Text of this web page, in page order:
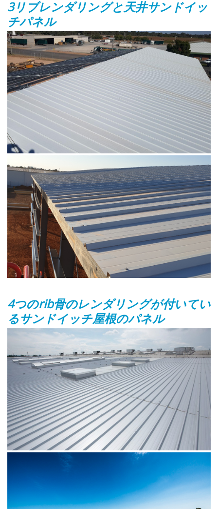
3リブレンダリングと天井サンドイッ
チパネル
4つのrib骨のレンダリングが付いてい
るサンドイッチ屋根のパネル